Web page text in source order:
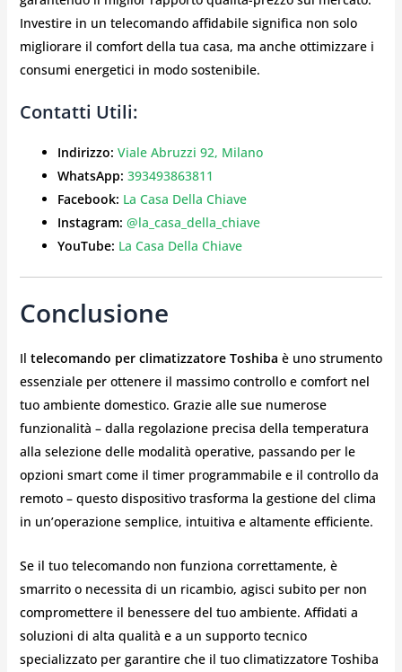
Investire in un telecomando affidabile significa non solo
migliorare il comfort della tua casa, ma anche ottimizzare i
consumi energetici in modo sostenibile.
Contatti Utili:
Indirizzo: Viale Abruzzi 92, Milano
WhatsApp: 393493863811
Facebook: La Casa Della Chiave
Instagram: @la_casa_della_chiave
YouTube: La Casa Della Chiave
Conclusione
Il telecomando per climatizzatore Toshiba è uno strumento
essenziale per ottenere il massimo controllo e comfort nel
tuo ambiente domestico. Grazie alle sue numerose
funzionalità – dalla regolazione precisa della temperatura
alla selezione delle modalità operative, passando per le
opzioni smart come il timer programmabile e il controllo da
remoto – questo dispositivo trasforma la gestione del clima
in un’operazione semplice, intuitiva e altamente efficiente.
Se il tuo telecomando non funziona correttamente, è
smarrito o necessita di un ricambio, agisci subito per non
compromettere il benessere del tuo ambiente. Affidati a
soluzioni di alta qualità e a un supporto tecnico
specializzato per garantire che il tuo climatizzatore Toshiba